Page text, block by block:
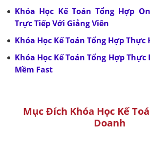
Khóa Học Kế Toán Tổng Hợp
Trực Tiếp Với Giảng Viên
Khóa Học Kế Toán Tổng Hợp Thực
Khóa Học Kế Toán Tổng Hợp
Mềm Fast
Mục Đích Khóa Học Kế
Doanh